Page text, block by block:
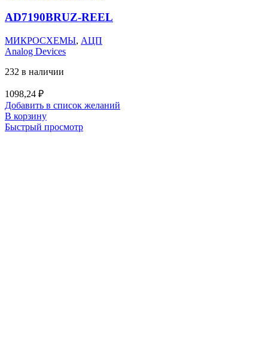
AD7190BRUZ-REEL
МИКРОСХЕМЫ, АЦП
Analog Devices
232 в наличии
1098,24 ₽
Добавить в список желаний
В корзину
Быстрый просмотр